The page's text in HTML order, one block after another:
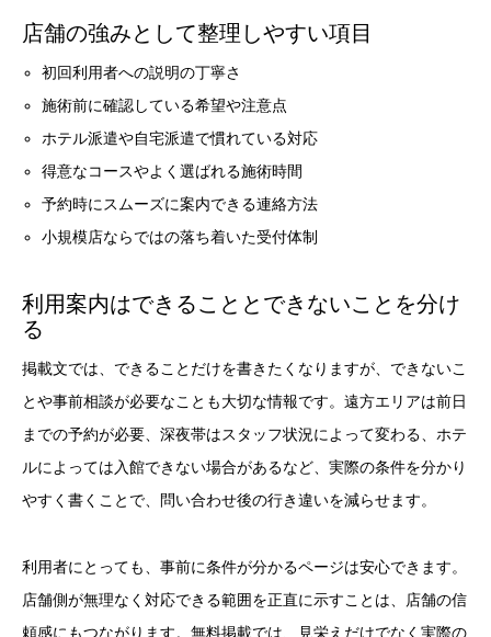
店舗の強みとして整理しやすい項目
初回利用者への説明の丁寧さ
施術前に確認している希望や注意点
ホテル派遣や自宅派遣で慣れている対応
得意なコースやよく選ばれる施術時間
予約時にスムーズに案内できる連絡方法
小規模店ならではの落ち着いた受付体制
利用案内はできることとできないことを分け
る
掲載文では、できることだけを書きたくなりますが、できないこ
とや事前相談が必要なことも大切な情報です。遠方エリアは前日
までの予約が必要、深夜帯はスタッフ状況によって変わる、ホテ
ルによっては入館できない場合があるなど、実際の条件を分かり
やすく書くことで、問い合わせ後の行き違いを減らせます。
利用者にとっても、事前に条件が分かるページは安心できます。
店舗側が無理なく対応できる範囲を正直に示すことは、店舗の信
頼感にもつながります。無料掲載では、見栄えだけでなく実際の